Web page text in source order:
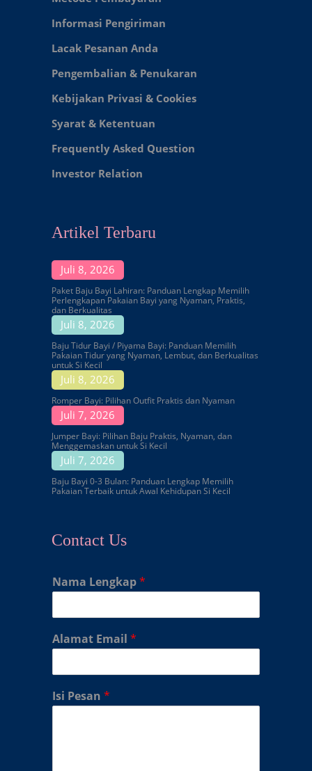
Informasi Pengiriman
Lacak Pesanan Anda
Pengembalian & Penukaran
Kebijakan Privasi & Cookies
Syarat & Ketentuan
Frequently Asked Question
Investor Relation
Artikel Terbaru
Juli 8, 2026
Paket Baju Bayi Lahiran: Panduan Lengkap Memilih
Perlengkapan Pakaian Bayi yang Nyaman, Praktis,
dan Berkualitas
Juli 8, 2026
Baju Tidur Bayi / Piyama Bayi: Panduan Memilih
Pakaian Tidur yang Nyaman, Lembut, dan Berkualitas
untuk Si Kecil
Juli 8, 2026
Romper Bayi: Pilihan Outfit Praktis dan Nyaman
Juli 7, 2026
Jumper Bayi: Pilihan Baju Praktis, Nyaman, dan
Menggemaskan untuk Si Kecil
Juli 7, 2026
Baju Bayi 0-3 Bulan: Panduan Lengkap Memilih
Pakaian Terbaik untuk Awal Kehidupan Si Kecil
Contact Us
Nama Lengkap*
Alamat Email *
Isi Pesan *